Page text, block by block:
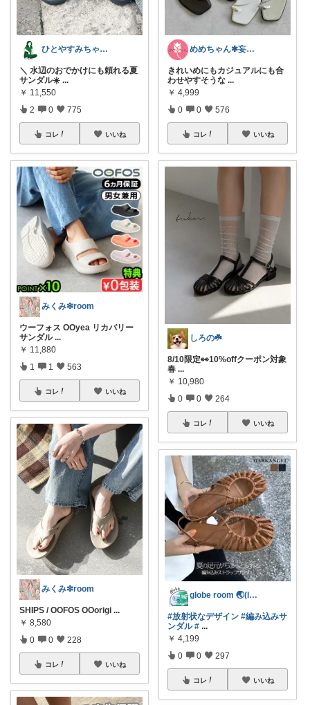
ひとやすみちゃん＊シンプルひとり暮らし
＼ 水辺のおでかけにも頼れる夏
サンダル☀️ ...
￥ 11,550
2 0 775
コレ いいね
みくみ❇room
ウーフォス OOyea リカバリー
サンダル ...
￥ 11,880
1 1 563
コレ いいね
みくみ❇room
SHIPS / OOFOS OOorigi ...
￥ 8,580
0 0 228
コレ いいね
めめちゃん✱妄想おかいもの帖
きれいめにもカジュアルにも合
わせやすそうな ...
￥ 4,999
0 0 576
コレ いいね
しろの☘️
8/10限定👀10%offクーポン対象
春 ...
￥ 10,980
0 0 264
コレ いいね
globe room 🌏️(lvl )
#放射状なデザイン #編み込みサ
ンダル # ...
￥ 4,199
0 0 297
コレ いいね